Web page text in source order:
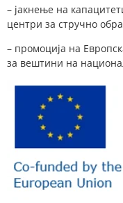
– јакнење на
центри за стручно
– промоција на
за вештини на